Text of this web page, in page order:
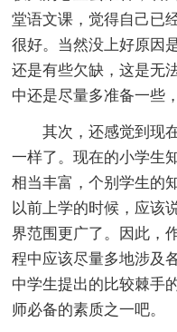
堂语文课，觉得自己已
很好。当然没上好原因
还是有些欠缺，这是无
中还是尽量多准备一些
其次，还感觉到现在
一样了。现在的小学生
相当丰富，个别学生的
以前上学的时候，应该
界范围更广了。因此，
程中应该尽量多地涉及
中学生提出的比较棘手
师必备的素质之一吧。